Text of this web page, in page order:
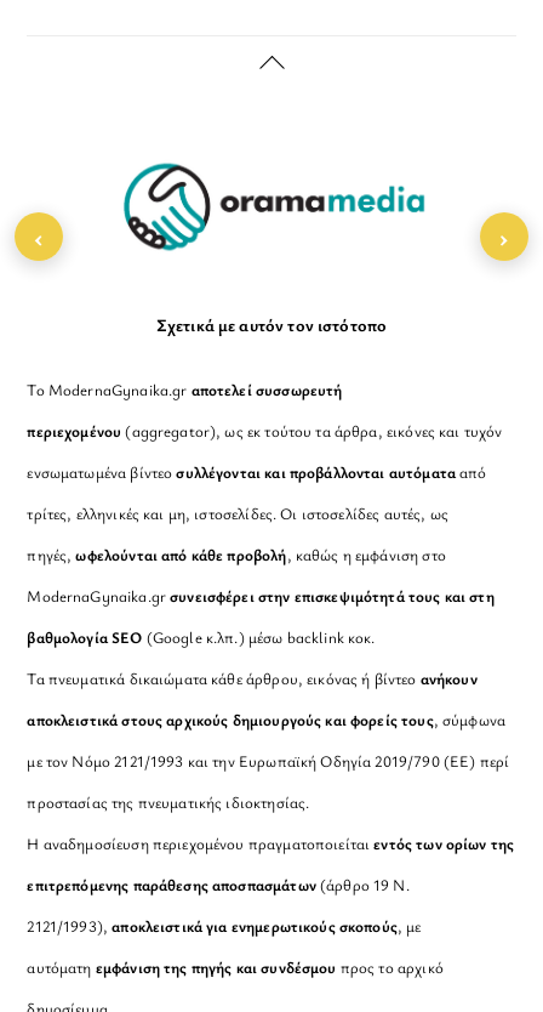
Back
Σχετικά με αυτόν τον ιστότοπο
Το ModernaGynaika.gr αποτελεί συσσωρευτή
περιεχομένου (aggregator), ως εκ τούτου τα άρθρα, εικόνες και τυχόν
ενσωματωμένα βίντεοσυλλέγονται και προβάλλονται αυτόματααπό
τρίτες, ελληνικές και μη, ιστοσελίδες. Οι ιστοσελίδες αυτές, ως
πηγές,ωφελούνται από κάθε προβολή, καθώς η εμφάνιση στο
ModernaGynaika.grσυνεισφέρει στην επισκεψιμότητά τους και στη
βαθμολογία SEO (Google κ.λπ.) μέσω backlink κοκ.
Τα πνευματικά δικαιώματα κάθε άρθρου, εικόνας ή βίντεο ανήκουν
αποκλειστικά στους αρχικούς δημιουργούς και φορείς τους, σύμφωνα
με τον Νόμο 2121/1993 και την Ευρωπαϊκή Οδηγία 2019/790 (ΕΕ) περί
προστασίας της πνευματικής ιδιοκτησίας.
Η αναδημοσίευση περιεχομένου πραγματοποιείταιεντός των ορίων της
επιτρεπόμενης παράθεσης αποσπασμάτων(άρθρο 19 Ν.
2121/1993), αποκλειστικά για ενημερωτικούς σκοπούς, με
αυτόματη εμφάνιση της πηγής και συνδέσμου προς το αρχικό
‹ ›